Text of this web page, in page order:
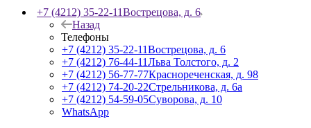
+7 (4212) 35-22-11Вострецова, д. 6
Назад
Телефоны
+7 (4212) 35-22-11Вострецова, д. 6
+7 (4212) 76-44-11Льва Толстого, д. 2
+7 (4212) 56-77-77Краснореченская, д. 98
+7 (4212) 74-20-22Стрельникова, д. 6а
+7 (4212) 54-59-05Суворова, д. 10
WhatsApp